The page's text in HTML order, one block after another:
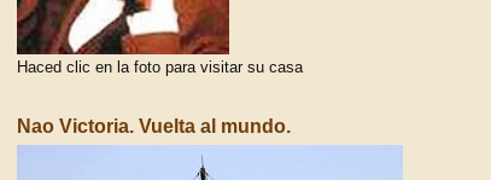
Haced clic en la foto para visitar su casa
Nao Victoria. Vuelta al mundo.